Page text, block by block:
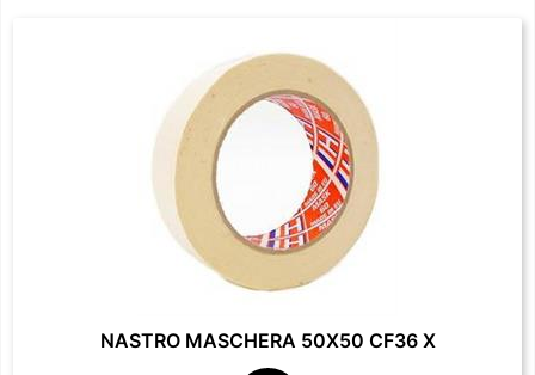
NASTRO MASCHERA 50X50 CF36 X